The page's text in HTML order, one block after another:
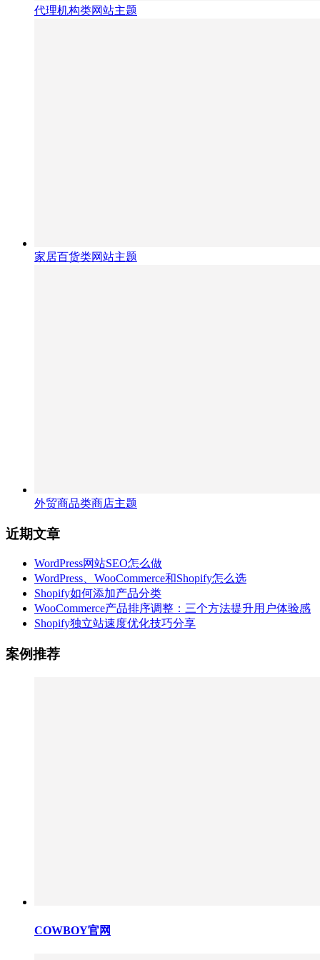
代理机构类网站主题
家居百货类网站主题
外贸商品类商店主题
近期文章
WordPress网站SEO怎么做
WordPress、WooCommerce和Shopify怎么选
Shopify如何添加产品分类
WooCommerce产品排序调整：三个方法提升用户体验感
Shopify独立站速度优化技巧分享
案例推荐
COWBOY官网